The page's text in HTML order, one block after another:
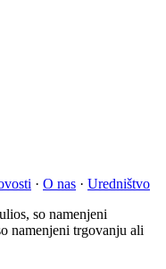
· O nas · Uredništvo
so namenjeni
namenjeni trgovanju ali